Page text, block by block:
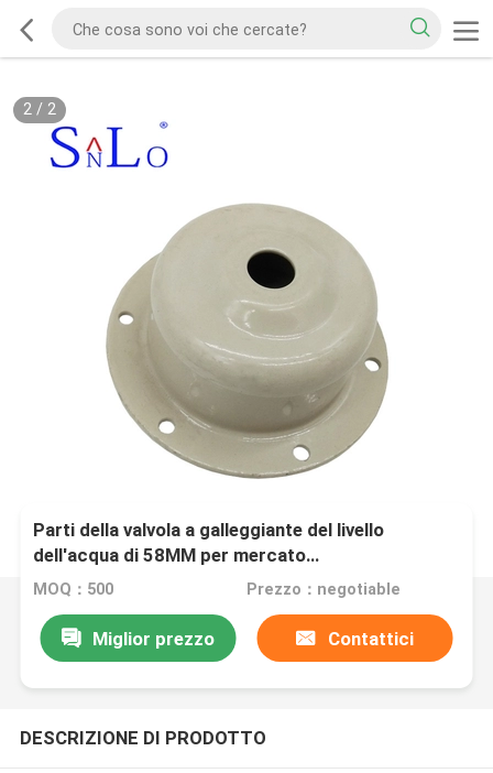
2/ 2
Parti della valvola a galleggiante del livello
dell'acqua di 58MM per mercato
europeo/americano antiusura
MOQ：500 Prezzo：negotiable
Miglior prezzo Contattici
DESCRIZIONE DI PRODOTTO